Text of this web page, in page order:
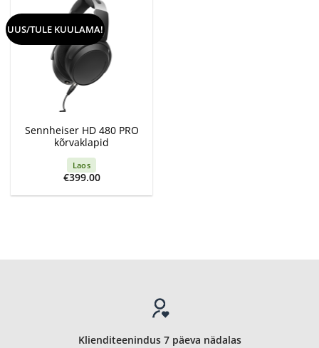
UUS/TULE KUULAMA!
Sennheiser HD 480 PRO
kõrvaklapid
Laos
€399.00
Klienditeenindus 7 päeva nädalas